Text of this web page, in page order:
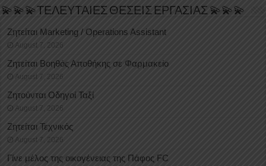
💫💫💫ΤΕΛΕΥΤΑΙΕΣ ΘΕΣΕΙΣ ΕΡΓΑΣΙΑΣ 💫💫💫
Ζητείται Marketing / Operations Assistant
August 7, 2026
Ζητείται Βοηθός Αποθήκης σε Φαρμακείο
August 7, 2026
Ζητούνται Οδηγοί Ταξί
August 7, 2026
Ζητείται Τεχνικός
August 7, 2026
Γίνε μέλος της οικογένειας της Πάφος FC